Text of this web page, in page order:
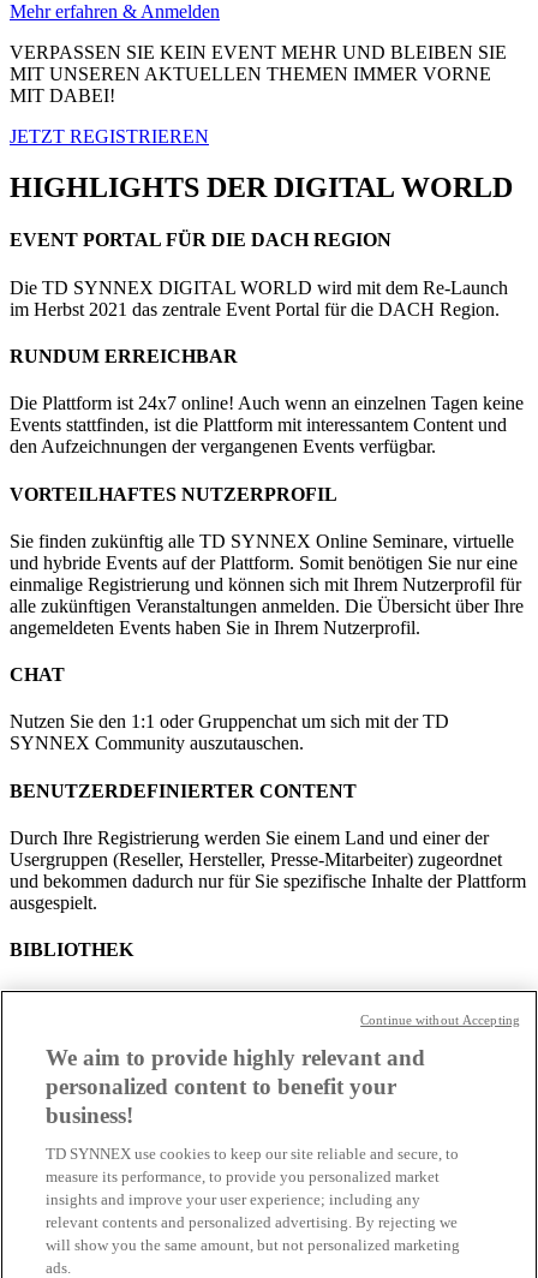
Mehr erfahren & Anmelden
VERPASSEN SIE KEIN EVENT MEHR UND BLEIBEN SIE
MIT UNSEREN AKTUELLEN THEMEN IMMER VORNE
MIT DABEI!
JETZT REGISTRIEREN
HIGHLIGHTS DER DIGITAL WORLD
EVENT PORTAL FÜR DIE DACH REGION
Die TD SYNNEX DIGITAL WORLD wird mit dem Re-Launch
im Herbst 2021 das zentrale Event Portal für die DACH Region.
RUNDUM ERREICHBAR
Die Plattform ist 24x7 online! Auch wenn an einzelnen Tagen keine
Events stattfinden, ist die Plattform mit interessantem Content und
den Aufzeichnungen der vergangenen Events verfügbar.
VORTEILHAFTES NUTZERPROFIL
Sie finden zukünftig alle TD SYNNEX Online Seminare, virtuelle
und hybride Events auf der Plattform. Somit benötigen Sie nur eine
einmalige Registrierung und können sich mit Ihrem Nutzerprofil für
alle zukünftigen Veranstaltungen anmelden. Die Übersicht über Ihre
angemeldeten Events haben Sie in Ihrem Nutzerprofil.
CHAT
Nutzen Sie den 1:1 oder Gruppenchat um sich mit der TD
SYNNEX Community auszutauschen.
BENUTZERDEFINIERTER CONTENT
Durch Ihre Registrierung werden Sie einem Land und einer der
Usergruppen (Reseller, Hersteller, Presse-Mitarbeiter) zugeordnet
und bekommen dadurch nur für Sie spezifische Inhalte der Plattform
ausgespielt.
BIBLIOTHEK
Hier erhalten Sie durch intelligente Suchfunktion schnell alle
benötigten Unterlagen und Herstellerinformationen.
DATENSCHUTZ
100% DSGVO Compliant (Hosting, Registrierung, Verarbeitung).
MEHRSPRACHIG
Für alle Nutzer aus der Schweiz ist auch die Sprache Französisch
verfügbar.
We aim to provide highly relevant and
personalized content to benefit your
business!
TD SYNNEX use cookies to keep our site reliable and secure, to
measure its performance, to provide you personalized market
insights and improve your user experience; including any
relevant contents and personalized advertising. By rejecting we
will show you the same amount, but not personalized marketing
ads.
Continue without Accepting